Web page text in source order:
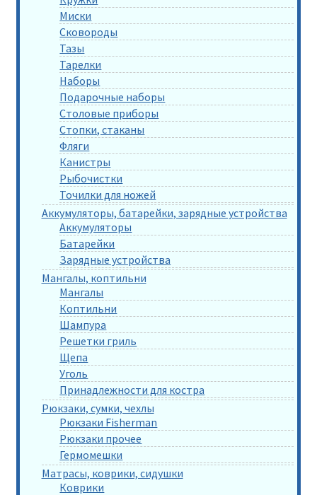
Миски
Сковороды
Тазы
Тарелки
Наборы
Подарочные наборы
Столовые приборы
Стопки, стаканы
Фляги
Канистры
Рыбочистки
Точилки для ножей
Аккумуляторы, батарейки, зарядные устройства
Аккумуляторы
Батарейки
Зарядные устройства
Мангалы, коптильни
Мангалы
Коптильни
Шампура
Решетки гриль
Щепа
Уголь
Принадлежности для костра
Рюкзаки, сумки, чехлы
Рюкзаки Fisherman
Рюкзаки прочее
Гермомешки
Матрасы, коврики, сидушки
Коврики